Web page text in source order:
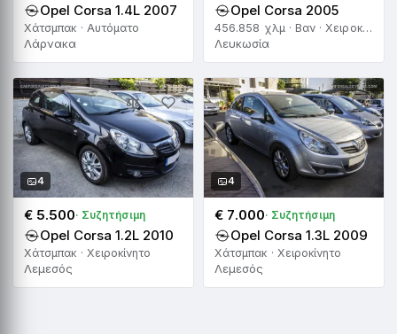
Opel Corsa 1.4L 2007
Χάτσμπακ · Αυτόματο
Λάρνακα
Opel Corsa 2005
456.858 χλμ · Βαν · Χειροκίνητο
Λευκωσία
4
€ 5.500· Συζητήσιμη
Opel Corsa 1.2L 2010
Χάτσμπακ · Χειροκίνητο
Λεμεσός
4
€ 7.000· Συζητήσιμη
Opel Corsa 1.3L 2009
Χάτσμπακ · Χειροκίνητο
Λεμεσός